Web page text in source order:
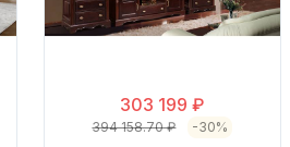
303 199 ₽
394 158.70 ₽ -30%